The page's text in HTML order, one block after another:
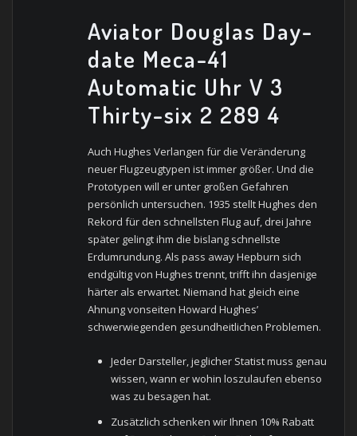
Aviator Douglas Day-
date Meca-41
Automatic Uhr V 3
Thirty-six 2 289 4
Auch Hughes Verlangen für die Veränderung
neuer Flugzeugtypen ist immer größer. Und die
Prototypen will er unter großen Gefahren
persönlich untersuchen. 1935 stellt Hughes den
Rekord für den schnellsten Flug auf, drei Jahre
später gelingt ihm die bislang schnellste
Erdumrundung. Als pass away Hepburn sich
endgültig von Hughes trennt, trifft ihn dasjenige
härter als erwartet. Niemand hat gleich eine
Ahnung vonseiten Howard Hughes’
schwerwiegenden gesundheitlichen Problemen.
Jeder Darsteller, jeglicher Statist muss genau
wissen, wann er wohin loszulaufen ebenso
was zu besagen hat.
Zusätzlich schenken wir Ihnen 10% Rabatt